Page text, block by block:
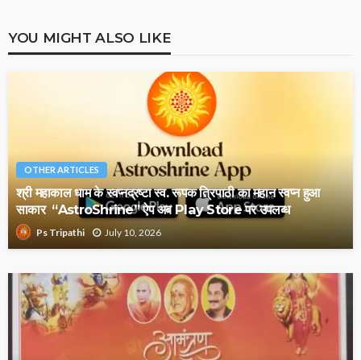
YOU MIGHT ALSO LIKE
OTHER ARTICLES
श्री महाकाल धाम के स्वप्नद्रष्टा स्व. रूपक त्रिपाठी का महान स्वप्न हुआ
साकार “AstroShrine” ऐप अब Play Store पर उपलब्ध
Ps Tripathi July 10, 2026